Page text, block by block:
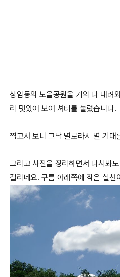
상암동의 노을공원을 거의 다 내려
리 멋있어 보여 셔터를 눌렀습니다.
찍고서 보니 그닥 별로라서 별 기대
그리고 사진을 정리하면서 다시봐
걸리네요. 구름 아래쪽에 작은 실선